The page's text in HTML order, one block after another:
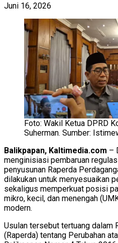
Juni 16, 2026
Foto: Wakil Ketua DPRD
Suherman. Sumber:
Balikpapan, Kaltimedia.com –
menginisiasi pembaruan
penyusunan Raperda
dilakukan untuk menyesuaikan
sekaligus memperkuat posisi
mikro, kecil, dan menengah
modern.
Usulan tersebut tertuang dalam
(Raperda) tentang Perubahan